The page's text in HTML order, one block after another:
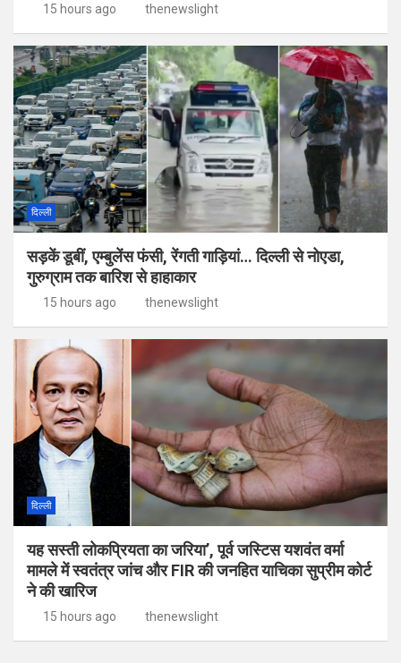
15 hours ago thenewslight
दिल्ली
सड़कें डूबीं, एम्बुलेंस फंसी, रेंगती गाड़ियां… दिल्ली से नोएडा,
गुरुग्राम तक बारिश से हाहाकार
15 hours ago thenewslight
दिल्ली
यह सस्ती लोकप्रियता का जरिया’, पूर्व जस्टिस यशवंत वर्मा
मामले में स्वतंत्र जांच और FIR की जनहित याचिका सुप्रीम कोर्ट
ने की खारिज
15 hours ago thenewslight